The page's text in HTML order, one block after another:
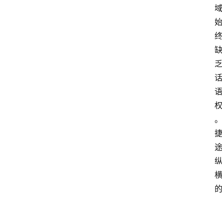
域
始
终
缺
乏
话
语
权
。
捷
途
纵
横
的